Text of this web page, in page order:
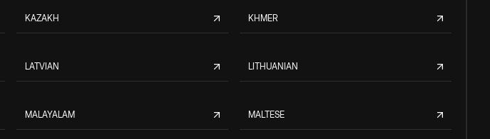
KAZAKH KHMER
LATVIAN LITHUANIAN
MALAYALAM MALTESE